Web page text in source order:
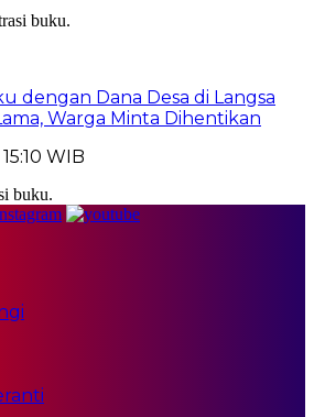
dengan Dana Desa di Langsa
Warga Minta Dihentikan
WIB
buku.